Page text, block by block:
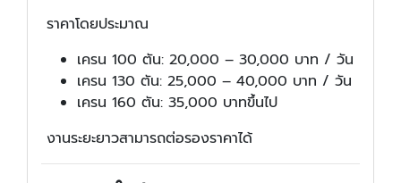
ราคาโดยประมาณ
เครน 100 ตัน: 20,000 – 30,000 บาท / วัน
เครน 130 ตัน: 25,000 – 40,000 บาท / วัน
เครน 160 ตัน: 35,000 บาทขึ้นไป
งานระยะยาวสามารถต่อรองราคาได้